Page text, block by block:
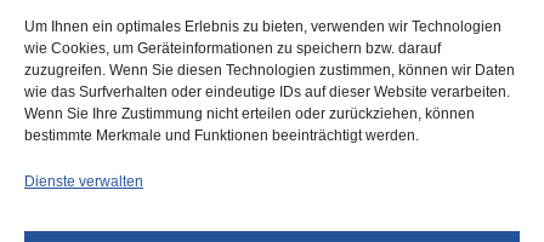
Um Ihnen ein optimales Erlebnis zu bieten, verwenden wir Technologien
wie Cookies, um Geräteinformationen zu speichern bzw. darauf
zuzugreifen. Wenn Sie diesen Technologien zustimmen, können wir Daten
wie das Surfverhalten oder eindeutige IDs auf dieser Website verarbeiten.
Wenn Sie Ihre Zustimmung nicht erteilen oder zurückziehen, können
bestimmte Merkmale und Funktionen beeinträchtigt werden.
Dienste verwalten
Fastenbrechen im Rathaus –
interkultureller Austausch?